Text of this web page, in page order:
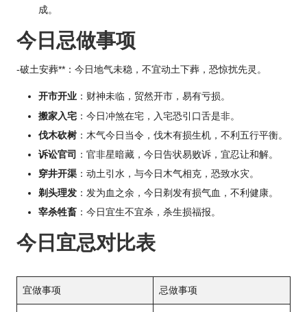
成。
今日忌做事项
-破土安葬**：今日地气未稳，不宜动土下葬，恐惊扰先灵。
开市开业 ：财神未临，贸然开市，易有亏损。
搬家入宅 ：今日冲煞在宅，入宅恐引口舌是非。
伐木砍树 ：木气今日当令，伐木有损生机，不利五行平衡。
诉讼官司 ：官非星暗藏，今日告状易败诉，宜忍让和解。
穿井开渠 ：动土引水，与今日木气相克，恐致水灾。
剃头理发 ：发为血之余，今日剃发有损气血，不利健康。
宰杀牲畜 ：今日宜生不宜杀，杀生损福报。
今日宜忌对比表
宜做事项 忌做事项